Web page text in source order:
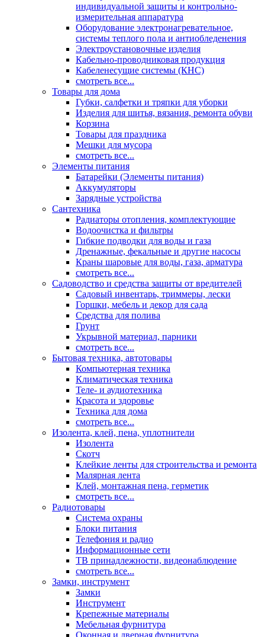
индивидуальной защиты и контрольно-
измерительная аппаратура
Оборудование электронагревательное,
системы теплого пола и антиобледенения
Электроустановочные изделия
Кабельно-проводниковая продукция
Кабеленесущие системы (КНС)
смотреть все...
Товары для дома
Губки, салфетки и тряпки для уборки
Изделия для шитья, вязания, ремонта обуви
Корзина
Товары для праздника
Мешки для мусора
смотреть все...
Элементы питания
Батарейки (Элементы питания)
Аккумуляторы
Зарядные устройства
Сантехника
Радиаторы отопления, комплектующие
Водоочистка и фильтры
Гибкие подводки для воды и газа
Дренажные, фекальные и другие насосы
Краны шаровые для воды, газа, арматура
смотреть все...
Садоводство и средства защиты от вредителей
Садовый инвентарь, триммеры, лески
Горшки, мебель и декор для сада
Средства для полива
Грунт
Укрывной материал, парники
смотреть все...
Бытовая техника, автотовары
Компьютерная техника
Климатическая техника
Теле- и аудиотехника
Красота и здоровье
Техника для дома
смотреть все...
Изолента, клей, пена, уплотнители
Изолента
Скотч
Клейкие ленты для строительства и ремонта
Малярная лента
Клей, монтажная пена, герметик
смотреть все...
Радиотовары
Система охраны
Блоки питания
Телефония и радио
Информационные сети
ТВ принадлежности, видеонаблюдение
смотреть все...
Замки, инструмент
Замки
Инструмент
Крепежные материалы
Мебельная фурнитура
Оконная и дверная фурнитура